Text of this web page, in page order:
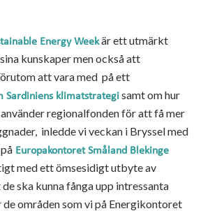
Energy Weekär ett utmärkt
kunskaper men också att
att vara med på ett
Sardiniens klimatstrategisamt om hur
regionalfonden för att få mer
inledde vi veckan i Bryssel med
Europakontoret Småland Blekinge
med ett ömsesidigt utbyte av
ska kunna fånga upp intressanta
områden som vi på Energikontoret